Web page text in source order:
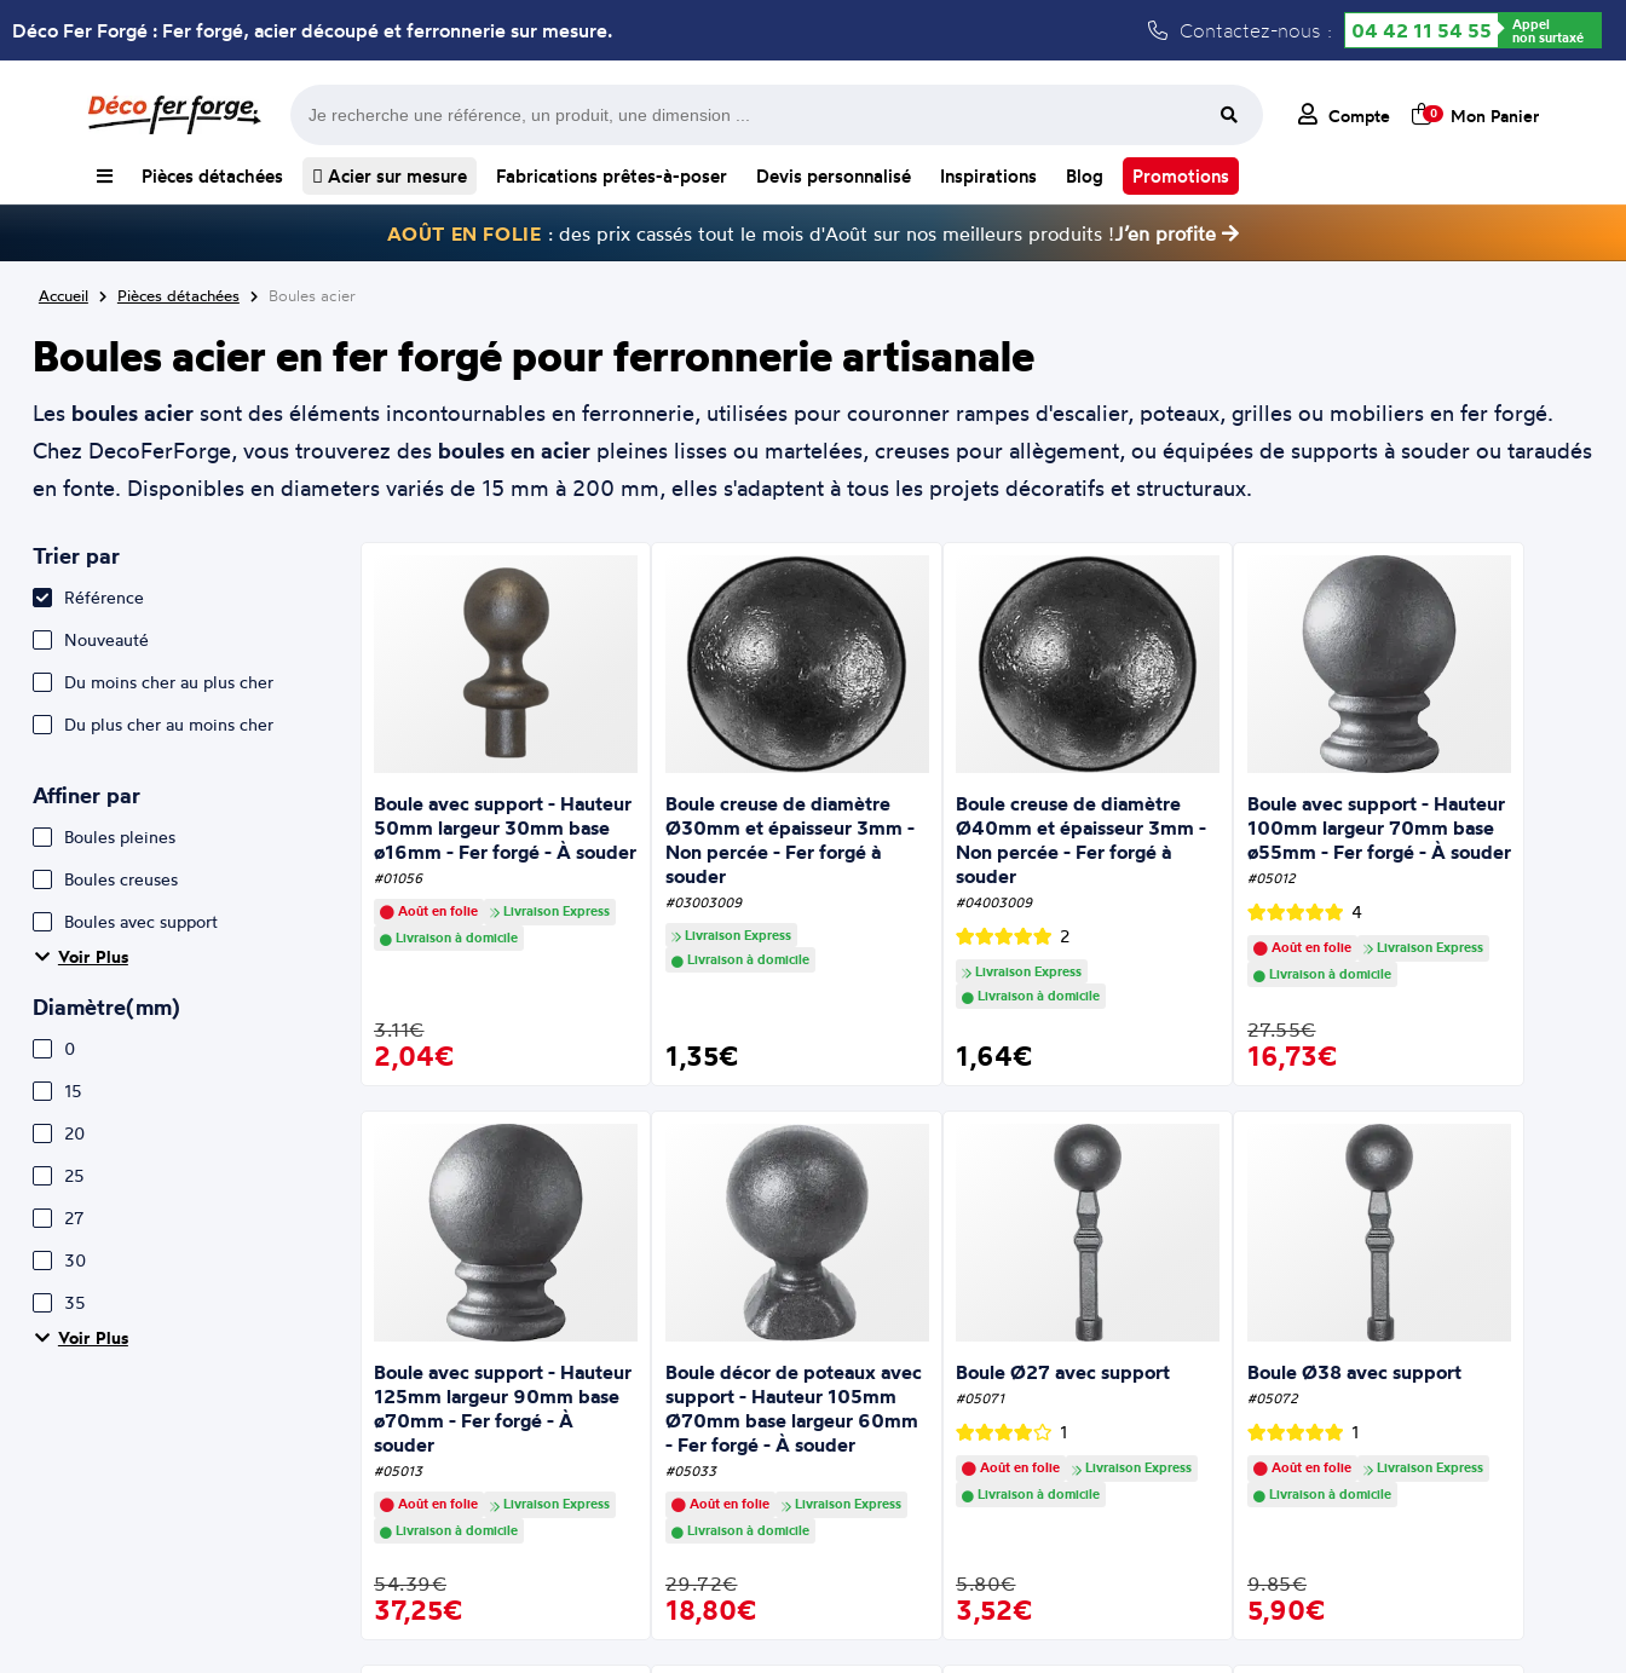
Déco Fer Forgé : Fer forgé, acier découpé et ferronnerie sur mesure. Contactez-nous : 04 42 11 54 55 Appel
non surtaxé
Compte 0 Mon Panier
Pièces détachées Acier sur mesure Fabrications prêtes-à-poser Devis personnalisé Inspirations Blog Promotions
AOÛT EN FOLIE : des prix cassés tout le mois d'Août sur nos meilleurs produits !J’en profite
Accueil Pièces détachées Boules acier
Boules acier en fer forgé pour ferronnerie artisanale
Les boules aciersont des éléments incontournables en ferronnerie, utilisées pour couronner rampes d'escalier, poteaux, grilles ou mobiliers en fer forgé.
Chez DecoFerForge, vous trouverez des boules en acierpleines lisses ou martelées, creuses pour allègement, ou équipées de supports à souder ou taraudés
en fonte. Disponibles en diameters variés de 15 mm à 200 mm, elles s'adaptent à tous les projets décoratifs et structuraux.
Trier par
Référence
Nouveauté
Du moins cher au plus cher
Du plus cher au moins cher
Affiner par
Boules pleines
Boules creuses
Boules avec support
Voir Plus
Diamètre(mm)
0
15
20
25
27
30
35
Voir Plus
Boule avec support - Hauteur
50mm largeur 30mm base
ø16mm - Fer forgé - À souder
#01056
Août en folie
Livraison Express
Livraison à domicile
3.11€
2,04€
Boule creuse de diamètre
Ø30mm et épaisseur 3mm -
Non percée - Fer forgé à
souder
#03003009
Livraison Express
Livraison à domicile
1,35€
Boule creuse de diamètre
Ø40mm et épaisseur 3mm -
Non percée - Fer forgé à
souder
#04003009
2
Livraison Express
Livraison à domicile
1,64€
Boule avec support - Hauteur
100mm largeur 70mm base
ø55mm - Fer forgé - À souder
#05012
4
Août en folie
Livraison Express
Livraison à domicile
27.55€
16,73€
Boule avec support - Hauteur
125mm largeur 90mm base
ø70mm - Fer forgé - À
souder
#05013
Août en folie
Livraison Express
Livraison à domicile
54.39€
37,25€
Boule décor de poteaux avec
support - Hauteur 105mm
Ø70mm base largeur 60mm
- Fer forgé - À souder
#05033
Août en folie
Livraison Express
Livraison à domicile
29.72€
18,80€
Boule Ø27 avec support
#05071
1
Août en folie
Livraison Express
Livraison à domicile
5.80€
3,52€
Boule Ø38 avec support
#05072
1
Août en folie
Livraison Express
Livraison à domicile
9.85€
5,90€